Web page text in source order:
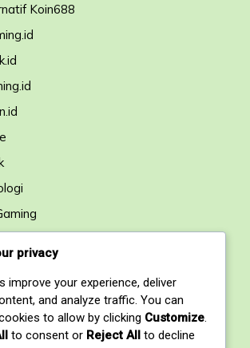
Koin688
My Street, New York City, NY,
privacy
improve your experience, deliver
and analyze traffic. You can
to allow by clicking Customize.
to consent or Reject All to decline